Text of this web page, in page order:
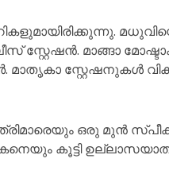
സ്റ്റേഷൻ. മാങ്ങാ
സ്റ്റേഷനുകൾ
ഒരു മുൻ
കൂട്ടി ഉല്ലാസയാത്ര